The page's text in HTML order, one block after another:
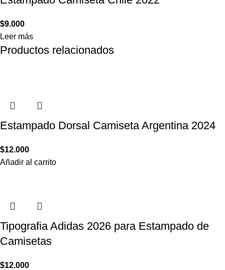
$9.000
Leer más
Productos relacionados
Estampado Dorsal Camiseta Argentina 2024
$12.000
Añadir al carrito
Tipografia Adidas 2026 para Estampado de
Camisetas
$12.000